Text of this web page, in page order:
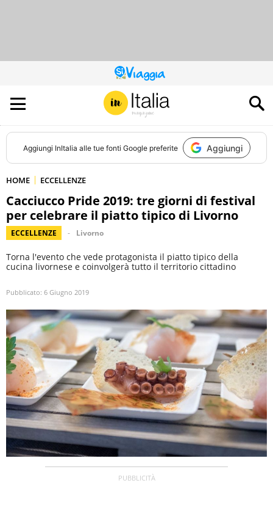
QUESTO
SITO
CONTRIBUISCE
ALL’AUDIENCE
DI
Aggiungi InItalia alle tue fonti Google preferite Aggiungi
HOME ECCELLENZE
Cacciucco Pride 2019: tre giorni di festival
per celebrare il piatto tipico di Livorno
ECCELLENZE Livorno
Torna l'evento che vede protagonista il piatto tipico della
cucina livornese e coinvolgerà tutto il territorio cittadino
Pubblicato: 6 Giugno 2019